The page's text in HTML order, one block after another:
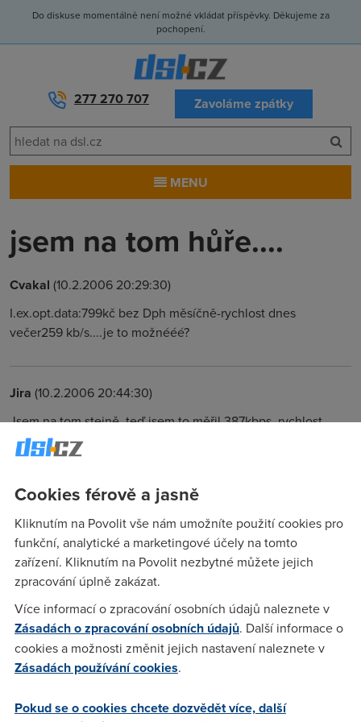
Do diskuse momentálně není možné vkládat příspěvky. Děkujeme za
pochopení.
277 270 707 Zavoláme zpátky
MENU
jsem na tom hůře....
Cvakal (10.2.2006 20:29:30)
I.ex.opt.data:799kč bez Dph měsíčně-rychlost dnes
večer259 kb/s....je to možnééé?
Jira (10.2.2006 20:44:30)
Jsem na tom stejně, teď jsem to měřil 387kbps, rychlost
odezvy 310ms. Rychnov nad Kněžnou.
Cvakal marian(10.2.2006 20:50:36)
jsem 800 m od ústředny..platím,nestahuju...Soudruzi za coo?
(10.2.2006 21:31:45)
Když nestahuješ,tak na co to potřebuješ.
Cvakal(10.2.2006 21:40:12)
To ale není podstatné,asi by Tě to taky štvalo..
Cookies férově a jasně
Kliknutím na Povolit vše nám umožníte použití cookies pro
funkční, analytické a marketingové účely na tomto
zařízení. Kliknutím na Povolit nezbytné můžete jejich
zpracování úplně zakázat.
Více informací o zpracování osobních údajů naleznete v
Zásadách o zpracování osobních údajů. Další informace o
cookies a možnosti změnit jejich nastavení naleznete v
Zásadách používání cookies.
Pokud se o cookies chcete dozvědět více, další